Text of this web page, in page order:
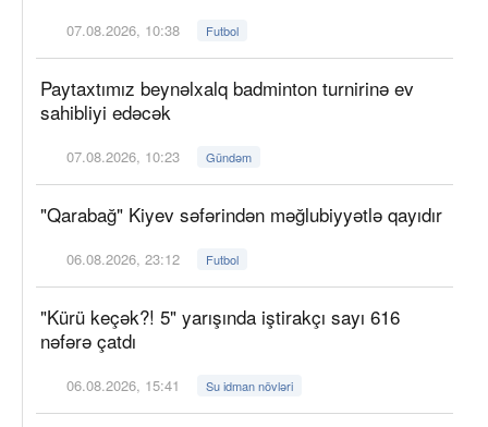
07.08.2026, 10:38 Futbol
Paytaxtımız beynəlxalq badminton turnirinə ev
sahibliyi edəcək
07.08.2026, 10:23 Gündəm
"Qarabağ" Kiyev səfərindən məğlubiyyətlə qayıdır
06.08.2026, 23:12 Futbol
"Kürü keçək?! 5" yarışında iştirakçı sayı 616
nəfərə çatdı
06.08.2026, 15:41 Su idman növləri